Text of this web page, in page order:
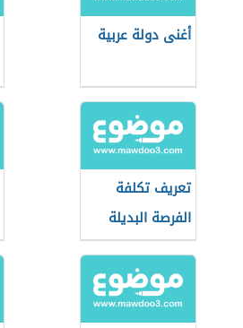
أغنى دولة عربية
تعريف تكلفة
الفرصة البديلة